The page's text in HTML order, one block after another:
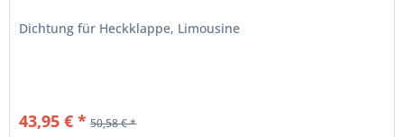
Dichtung für Heckklappe, Limousine
43,95 € * 50,58 € *